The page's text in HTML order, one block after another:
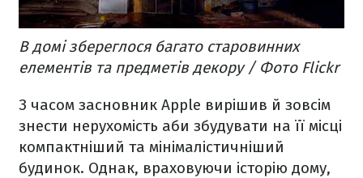
В домі збереглося багато старовинних
елементів та предметів декору / Фото Flickr
З часом засновник Apple вирішив й зовсім
знести нерухомість аби збудувати на її місці
компактніший та мінімалістичніший
будинок. Однак, враховуючи історію дому,